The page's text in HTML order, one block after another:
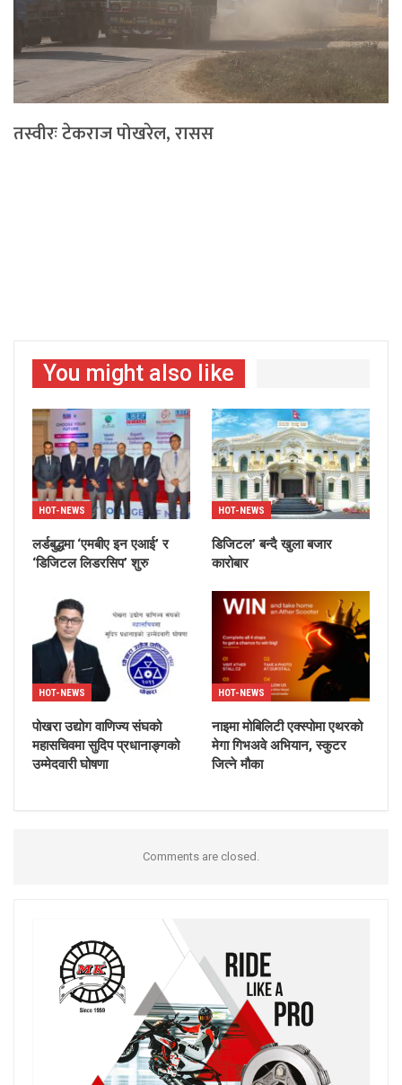
तस्वीरः टेकराज पोखरेल, रासस
You might also like
HOT-NEWS
लर्डबुद्धमा ‘एमबीए इन एआई’ र
‘डिजिटल लिडरसिप’ शुरु
HOT-NEWS
डिजिटल’ बन्दै खुला बजार
कारोबार
HOT-NEWS
पोखरा उद्योग वाणिज्य संघको
महासचिवमा सुदिप प्रधानाङ्गको
उम्मेदवारी घोषणा
HOT-NEWS
नाइमा मोबिलिटी एक्स्पोमा एथरको
मेगा गिभअवे अभियान, स्कुटर
जित्ने मौका
Comments are closed.